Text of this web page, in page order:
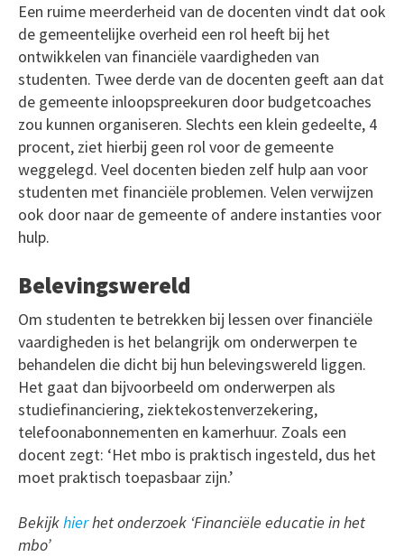
Een ruime meerderheid van de docenten vindt dat ook
de gemeentelijke overheid een rol heeft bij het
ontwikkelen van financiële vaardigheden van
studenten. Twee derde van de docenten geeft aan dat
de gemeente inloopspreekuren door budgetcoaches
zou kunnen organiseren. Slechts een klein gedeelte, 4
procent, ziet hierbij geen rol voor de gemeente
weggelegd. Veel docenten bieden zelf hulp aan voor
studenten met financiële problemen. Velen verwijzen
ook door naar de gemeente of andere instanties voor
hulp.
Belevingswereld
Om studenten te betrekken bij lessen over financiële
vaardigheden is het belangrijk om onderwerpen te
behandelen die dicht bij hun belevingswereld liggen.
Het gaat dan bijvoorbeeld om onderwerpen als
studiefinanciering, ziektekostenverzekering,
telefoonabonnementen en kamerhuur. Zoals een
docent zegt: ‘Het mbo is praktisch ingesteld, dus het
moet praktisch toepasbaar zijn.’
Bekijkhierhet onderzoek ‘Financiële educatie in het
mbo’